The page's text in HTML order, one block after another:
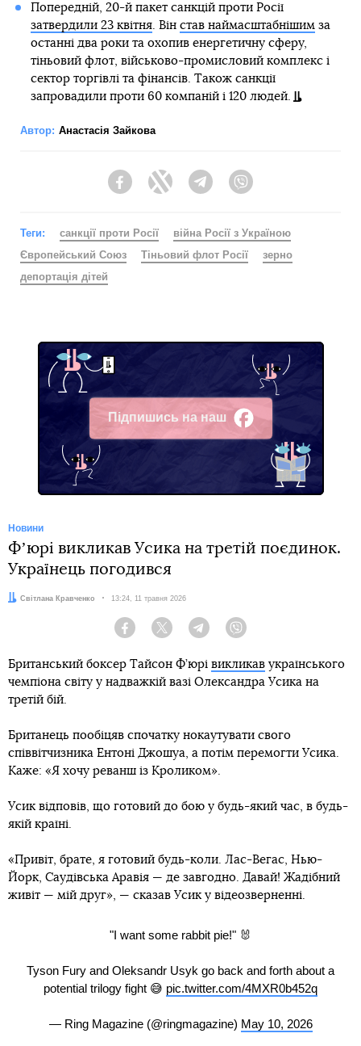
Попередній, 20-й пакет санкцій проти Росії
затвердили 23 квітня. Він став наймасштабнішим за
останні два роки та охопив енергетичну сферу,
тіньовий флот, військово-промисловий комплекс і
сектор торгівлі та фінансів. Також санкції
запровадили проти 60 компаній і 120 людей.
Автор: Анастасія Зайкова
FacebookTwitter Telegram
Теги: санкції проти Росії
війна Росії з Україною
Європейський Союз
Тіньовий флот Росії
зерно
депортація дітей
Підпишись на наш
Facebook
Новини
Фʼюрі викликав Усика на третій поєдинок.
Українець погодився
Автор:
Світлана Кравченко Дата:
13:24, 11 травня 2026
Facebook Twitter Telegram
Британський боксер Тайсон Ф’юрі викликав українського
чемпіона світу у надважкій вазі Олександра Усика на
третій бій.
Британець пообіцяв спочатку нокаутувати свого
співвітчизника Ентоні Джошуа, а потім перемогти Усика.
Каже: «Я хочу реванш із Кроликом».
Усик відповів, що готовий до бою у будь-який час, в будь-
якій країні.
«Привіт, брате, я готовий будь-коли. Лас-Вегас, Нью-
Йорк, Саудівська Аравія — де завгодно. Давай! Жадібний
живіт — мій друг», — сказав Усик у відеозверненні.
"I want some rabbit pie!" 🐰
Tyson Fury and Oleksandr Usyk go back and forth about a
potential trilogy fight 😅 pic.twitter.com/4MXR0b452q
— Ring Magazine (@ringmagazine) May 10, 2026